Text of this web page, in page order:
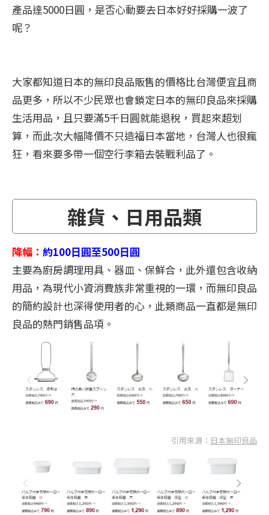
產品達5000日圓，是否心動要去日本好好採購一波了
呢？
大家都知道日本的無印良品販售的價格比台灣便宜且商
品更多，所以不少民眾也會鎖定日本的無印良品來採購
生活用品，且只要滿5千日圓就能退稅，買起來超划
算，而此次大幅降價不只造福日本當地，台灣人也很瘋
狂，看來要多帶一個空行李箱去裝戰利品了。
雜貨、日用品類
降幅： 約100日圓至500日圓
主要為廚房調理用具、器皿、保鮮合，此外還包含收納
用品，為現代小資消費族非常重視的一環，而無印良品
的簡約設計也深得使用者的心，此類商品一直都是無印
良品的熱門銷售品項。
引用來源： 日本無印良品